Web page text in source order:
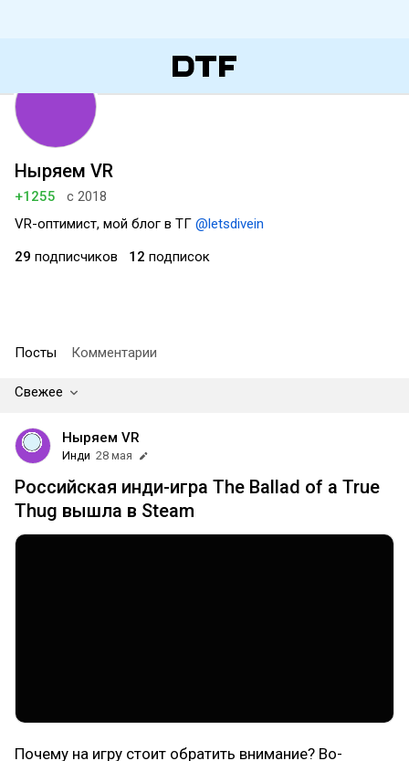
Ныряем VR
+1255
с 2018
VR-оптимист, мой блог в ТГ @letsdivein
29 подписчиков 12 подписок
Посты Комментарии
Свежее
Ныряем VR
Инди 28 мая
Российская инди-игра The Ballad of a True
Thug вышла в Steam
Почему на игру стоит обратить внимание? Во-